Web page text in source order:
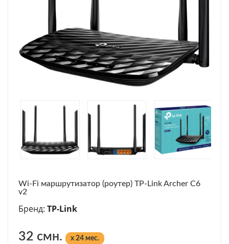
Wi-Fi маршрутизатор (роутер) TP-Link Archer C6
v2
Бренд: TP-Link
32 смн. x 24 мес.